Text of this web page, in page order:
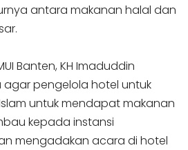
antara makanan halal dan
Banten, KH Imaduddin
agar pengelola hotel untuk
untuk mendapat makanan
kepada instansi
mengadakan acara di hotel